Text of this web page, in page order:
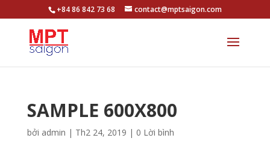
+84 86 842 73 68 contact@mptsaigon.com
SAMPLE 600X800
bởi admin | Th2 24, 2019 | 0 Lời bình